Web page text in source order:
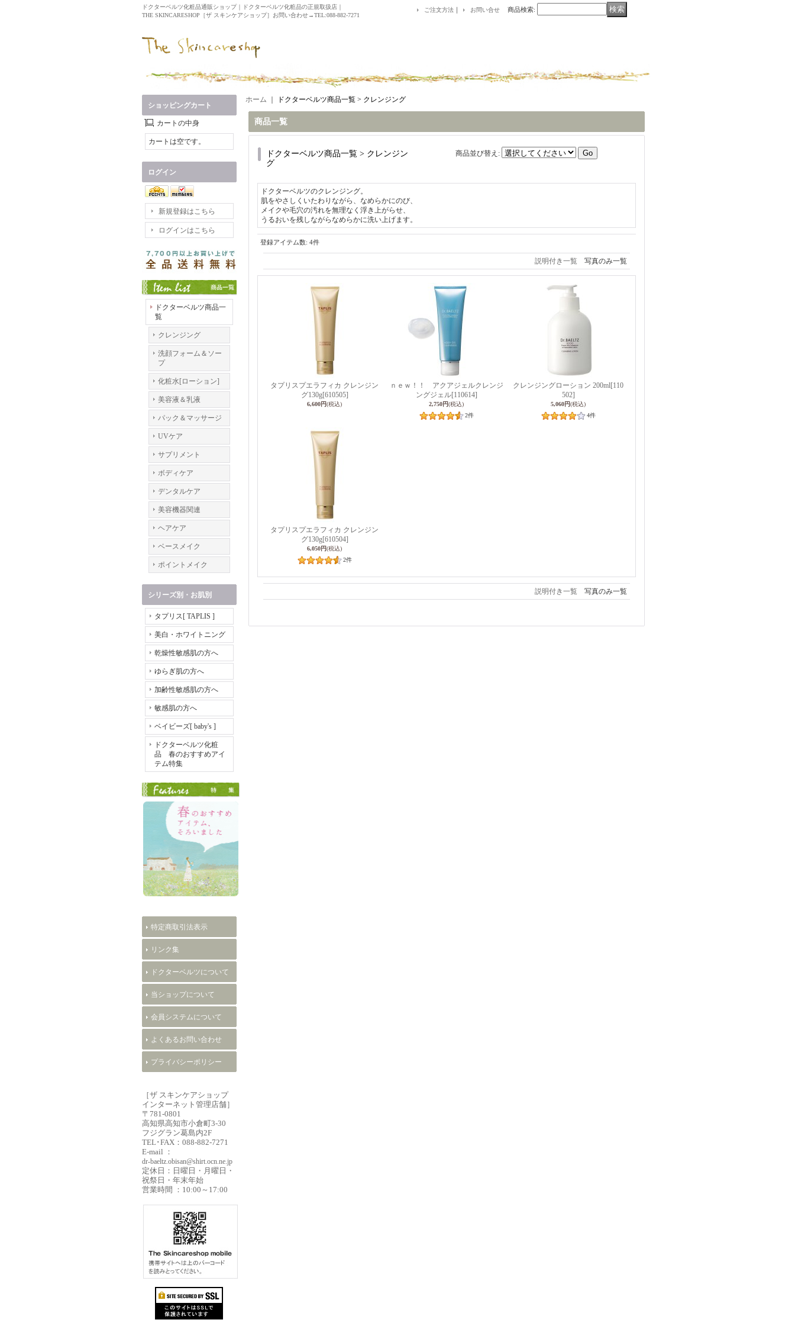
ドクターベルツ化粧品通販ショップ｜ドクターベルツ化粧品の正規取扱店｜
THE SKINCARESHOP［ザ スキンケアショップ］お問い合わせ→TEL:088-882-7271
ご注文方法｜ お問い合せ 商品検索:
ショッピングカート
カートの中身
カートは空です。
ログイン
新規登録はこちら
ログインはこちら
ドクターベルツ商品一
覧
クレンジング
洗顔フォーム＆ソー
プ
化粧水[ローション]
美容液＆乳液
パック＆マッサージ
UVケア
サプリメント
ボディケア
デンタルケア
美容機器関連
ヘアケア
ベースメイク
ポイントメイク
シリーズ別・お肌別
タプリス[ TAPLIS ]
美白・ホワイトニング
乾燥性敏感肌の方へ
ゆらぎ肌の方へ
加齢性敏感肌の方へ
敏感肌の方へ
ベイビーズ[ baby's ]
ドクターベルツ化粧
品 春のおすすめアイ
テム特集
特定商取引法表示
リンク集
ドクターベルツについて
当ショップについて
会員システムについて
よくあるお問い合わせ
プライバシーポリシー
［ザ スキンケアショップ
インターネット管理店舗］
〒781-0801
高知県高知市小倉町3-30
フジグラン葛島内2F
TEL･FAX：088-882-7271
E-mail ：
dr-baeltz.obisan@shirt.ocn.ne.jp
定休日：日曜日・月曜日・
祝祭日・年末年始
営業時間 ：10:00～17:00
ホーム ドクターベルツ商品一覧 > クレンジング
商品一覧
ドクターベルツ商品一覧 > クレンジン
グ
商品並び替え :
ドクターベルツのクレンジング。
肌をやさしくいたわりながら、なめらかにのび、
メイクや毛穴の汚れを無理なく浮き上がらせ、
うるおいを残しながらなめらかに洗い上げます。
登録アイテム数: 4件
説明付き一覧写真のみ一覧
タプリスプエラフィカ クレンジン
グ130g[610505]
6,600円(税込)
ｎｅｗ！！ アクアジェルクレンジ
ングジェル[110614]
2,750円(税込)
2件
クレンジングローション 200ml[110
502]
5,060円(税込)
4件
タプリスプエラフィカ クレンジン
グ130g[610504]
6,050円(税込)
2件
説明付き一覧写真のみ一覧